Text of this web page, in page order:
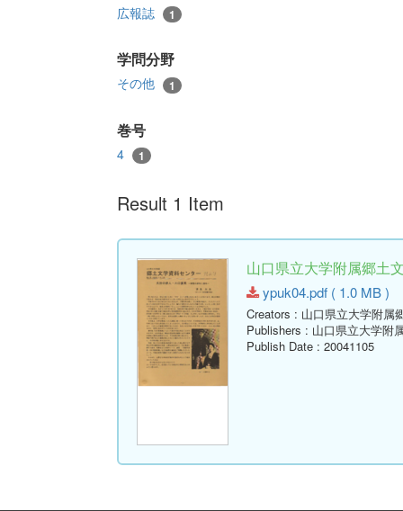
広報誌 1
学問分野
その他 1
巻号
4 1
Result 1 Item
山口県立大学附属郷土
ypuk04.pdf ( 1.0 MB )
Creators : 山口県立大学附属
Publishers : 山口県立大学附
Publish Date : 20041105